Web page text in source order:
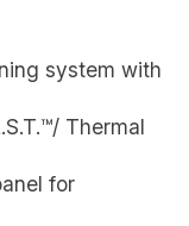
system with
Thermal
for